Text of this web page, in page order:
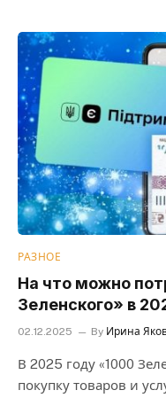
РАЗНОЕ
На что можно
Зеленского» в
02.12.2025 By Ирина
В 2025 году «1000
покупку товаров и